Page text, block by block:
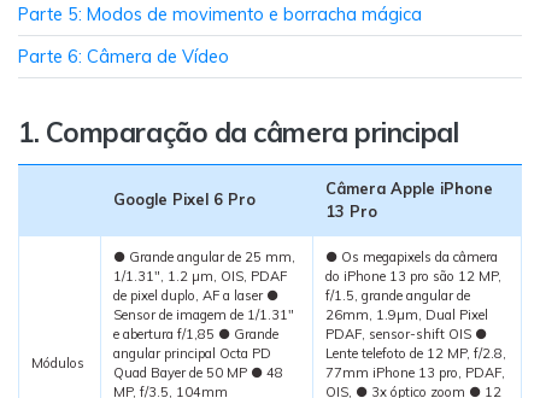
Parte 5: Modos de movimento e borracha mágica
Parte 6: Câmera de Vídeo
1. Comparação da câmera principal
Google Pixel 6 Pro
Câmera Apple iPhone
13 Pro
Módulos
● Grande angular de 25 mm,
1/1.31", 1.2 µm, OIS, PDAF
de pixel duplo, AF a laser ●
Sensor de imagem de 1/1.31"
e abertura f/1,85 ● Grande
angular principal Octa PD
Quad Bayer de 50 MP ● 48
MP, f/3.5, 104mm
● Os megapixels da câmera
do iPhone 13 pro são 12 MP,
f/1.5, grande angular de
26mm, 1.9µm, Dual Pixel
PDAF, sensor-shift OIS ●
Lente telefoto de 12 MP, f/2.8,
77mm iPhone 13 pro, PDAF,
OIS, ● 3x óptico zoom ● 12